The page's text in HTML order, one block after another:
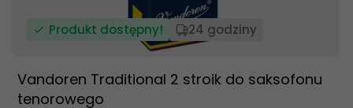
Produkt dostępny! 24 godziny
Vandoren Traditional 2 stroik do saksofonu
tenorowego